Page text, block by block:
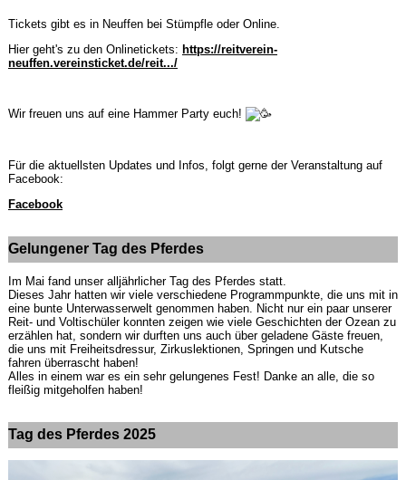
Tickets gibt es in Neuffen bei Stümpfle oder Online.
Hier geht's zu den Onlinetickets: https://reitverein-
neuffen.vereinsticket.de/reit.../
Wir freuen uns auf eine Hammer Party euch!
Für die aktuellsten Updates und Infos, folgt gerne der Veranstaltung auf
Facebook:
Facebook
Gelungener Tag des Pferdes
Im Mai fand unser alljährlicher Tag des Pferdes statt.
Dieses Jahr hatten wir viele verschiedene Programmpunkte, die uns mit in
eine bunte Unterwasserwelt genommen haben. Nicht nur ein paar unserer
Reit- und Voltischüler konnten zeigen wie viele Geschichten der Ozean zu
erzählen hat, sondern wir durften uns auch über geladene Gäste freuen,
die uns mit Freiheitsdressur, Zirkuslektionen, Springen und Kutsche
fahren überrascht haben!
Alles in einem war es ein sehr gelungenes Fest! Danke an alle, die so
fleißig mitgeholfen haben!
Tag des Pferdes 2025